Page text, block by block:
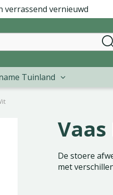
verrassend vernieuwd
Tuinland
De stoere
met